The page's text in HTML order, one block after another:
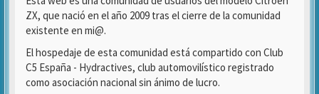
ZX, que nació en el año 2009 tras el cierre de la comunidad
existente en mi@.
El hospedaje de esta comunidad está compartido con Club
C5 España - Hydractives, club automovilístico registrado
como asociación nacional sin ánimo de lucro.